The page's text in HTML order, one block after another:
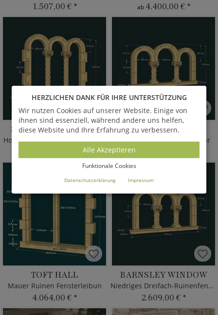
1.507,00 € * ab 4.400,00 € *
SLOUGHIN WINDOW
Hohes Ruinenfenster - dreifach
CRAWOOD WINDOW
Korinthisches 3-fach Fenster
TOFT HALL
Mauer Ruinen Fensterleibun
4.064,00 € *
BARNSLEY WINDOW
Niedriges Dreifach-Ruinenfenster
2.609,00 € *
HERZLICHEN DANK FÜR IHRE UNTERSTÜTZUNG
Wir nutzen Cookies auf unserer Website. Einige von
ihnen sind essenziell, während andere uns helfen,
diese Website und Ihre Erfahrung zu verbessern.
Alle Akzeptieren
Funktionale Cookies
Datenschutzerklärung Impressum